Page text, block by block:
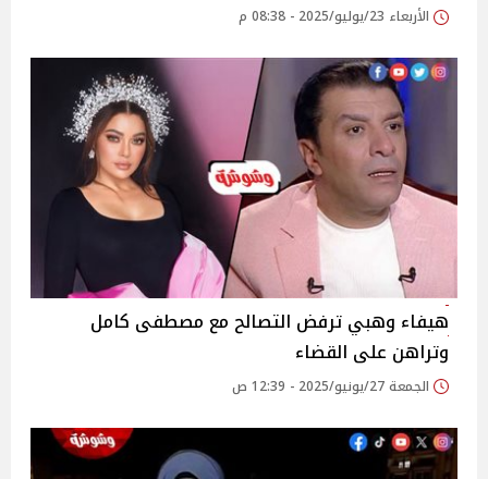
الأربعاء 23/يوليو/2025 - 08:38 م
هيفاء وهبي ترفض التصالح مع مصطفى كامل
وتراهن على القضاء
الجمعة 27/يونيو/2025 - 12:39 ص